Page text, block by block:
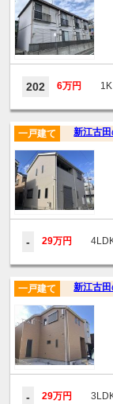
202 6万円 1K
新江古
一戸建て
- 29万円
新江古
一戸建て
- 29万円